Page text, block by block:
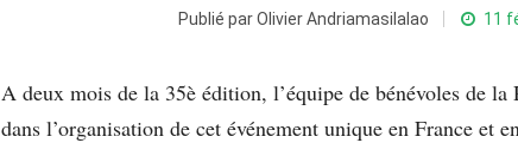
Publié par Olivier Andriamasilalao 11
A deux mois de la 35è édition, l’équipe de bénévoles de la
dans l’organisation de cet événement unique en France et